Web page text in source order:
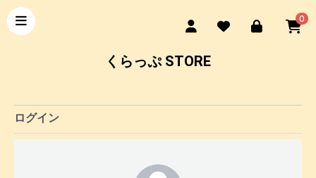
0
くらっぷ STORE
ログイン